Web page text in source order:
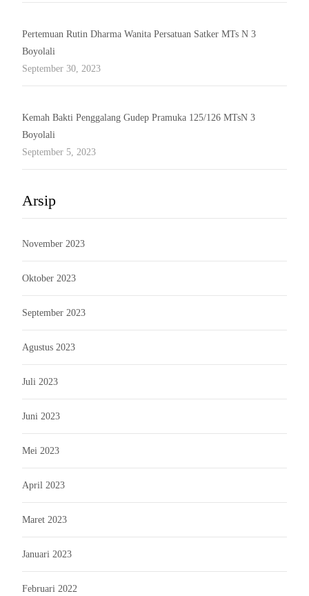
Pertemuan Rutin Dharma Wanita Persatuan Satker MTs N 3
Boyolali
September 30, 2023
Kemah Bakti Penggalang Gudep Pramuka 125/126 MTsN 3
Boyolali
September 5, 2023
Arsip
November 2023
Oktober 2023
September 2023
Agustus 2023
Juli 2023
Juni 2023
Mei 2023
April 2023
Maret 2023
Januari 2023
Februari 2022